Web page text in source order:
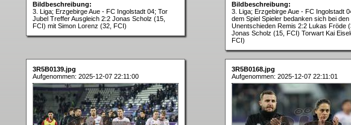
Bildbeschreibung:
3. Liga; Erzgebirge Aue - FC Ingolstadt 04; Tor
Jubel Treffer Ausgleich 2:2 Jonas Scholz (15,
FCI) mit Simon Lorenz (32, FCI)
Bildbeschreibung:
3. Liga; Erzgebirge Aue - FC Ingolstadt
dem Spiel Spieler bedanken sich bei den
Unentschieden Remis 2:2 Lukas Fröde
Jonas Scholz (15, FCI) Torwart Kai
FCI)
3R5B0139.jpg
Aufgenommen: 2025-12-07 22:11:00
3R5B0168.jpg
Aufgenommen: 2025-12-07 22:11:01